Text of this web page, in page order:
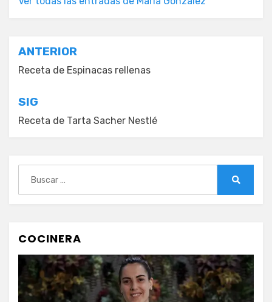
Navegación
de
entradas
ANTERIOR
Receta de Espinacas rellenas
SIG
Receta de Tarta Sacher Nestlé
COCINERA